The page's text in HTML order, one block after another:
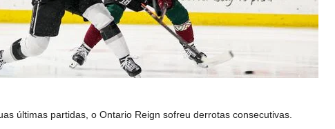
últimas partidas, o Ontario Reign sofreu derrotas consecutivas.